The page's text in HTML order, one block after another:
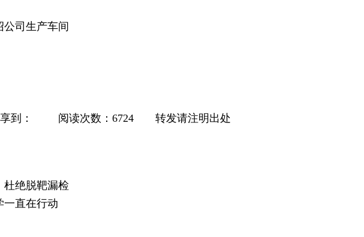
司生产车间
到： 阅读次数：6724 转发请注明出处
杜绝脱靶漏检
一直在行动